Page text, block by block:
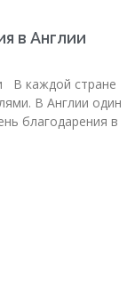
в Англии
В каждой стране
В Англии один
благодарения в